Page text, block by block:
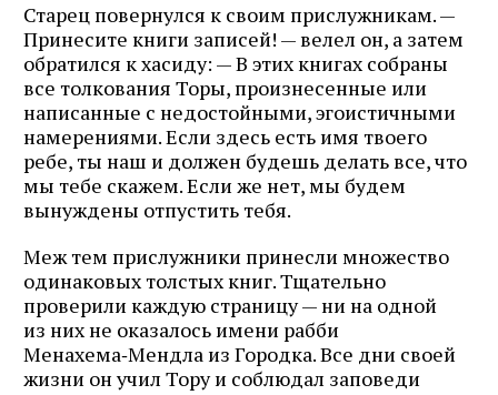
Старец повернулся к своим прислужникам. —
Принесите книги записей! — велел он, а затем
обратился к хасиду: — В этих книгах собраны
все толкования Торы, произнесенные или
написанные с недостойными, эгоистичными
намерениями. Если здесь есть имя твоего
ребе, ты наш и должен будешь делать все, что
мы тебе скажем. Если же нет, мы будем
вынуждены отпустить тебя.
Меж тем прислужники принесли множество
одинаковых толстых книг. Тщательно
проверили каждую страницу — ни на одной
из них не оказалось имени рабби
Менахема‑Мендла из Городка. Все дни своей
жизни он учил Тору и соблюдал заповеди